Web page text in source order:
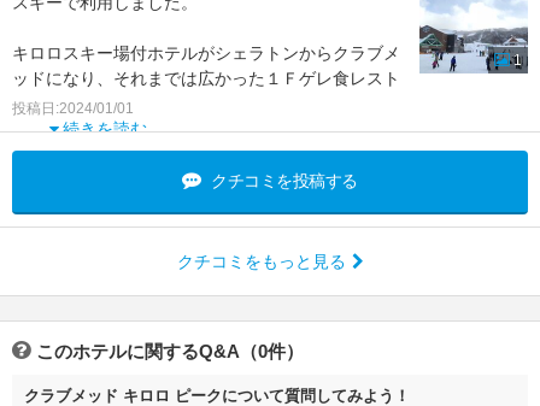
キロロスキー場付ホテルがシェラトンからクラブメ
ッドになり、それまでは広かった１Ｆゲレ食レスト
ランが半分ぐらいにサイズダウン。 美味しいメニ
ューも以前よりも減った感がありま
続きを読む
投稿日:2024/01/01
1
クチコミを投稿する
クチコミをもっと見る
このホテルに関するQ&A（0件）
クラブメッド キロロ ピークについて質問してみよう！